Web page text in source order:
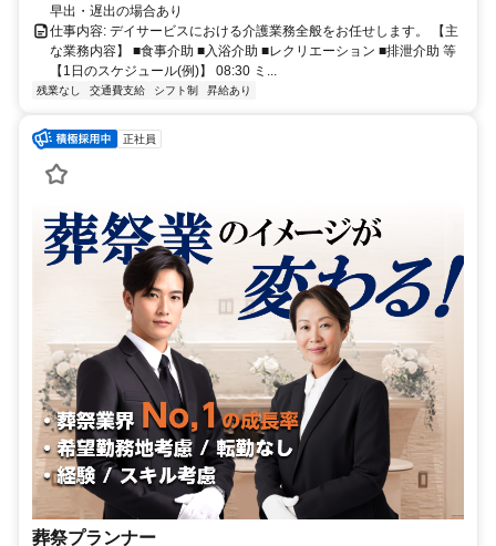
早出・遅出の場合あり
仕事内容: デイサービスにおける介護業務全般をお任せします。 【主
な業務内容】 ■食事介助 ■入浴介助 ■レクリエーション ■排泄介助 等
【1日のスケジュール(例)】 08:30 ミ...
残業なし 交通費支給 シフト制 昇給あり
正社員
葬祭プランナー